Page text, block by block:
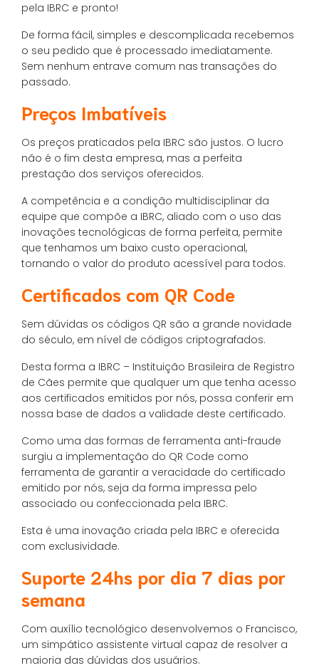
pela IBRC e pronto!
De forma fácil, simples e descomplicada recebemos
o seu pedido que é processado imediatamente.
Sem nenhum entrave comum nas transações do
passado.
Preços Imbatíveis
Os preços praticados pela IBRC são justos. O lucro
não é o fim desta empresa, mas a perfeita
prestação dos serviços oferecidos.
A competência e a condição multidisciplinar da
equipe que compõe a IBRC, aliado com o uso das
inovações tecnológicas de forma perfeita, permite
que tenhamos um baixo custo operacional,
tornando o valor do produto acessível para todos.
Certificados com QR Code
Sem dúvidas os códigos QR são a grande novidade
do século, em nível de códigos criptografados.
Desta forma a IBRC – Instituição Brasileira de Registro
de Cães permite que qualquer um que tenha acesso
aos certificados emitidos por nós, possa conferir em
nossa base de dados a validade deste certificado.
Como uma das formas de ferramenta anti-fraude
surgiu a implementação do QR Code como
ferramenta de garantir a veracidade do certificado
emitido por nós, seja da forma impressa pelo
associado ou confeccionada pela IBRC.
Esta é uma inovação criada pela IBRC e oferecida
com exclusividade.
Suporte 24hs por dia 7 dias por
semana
Com auxílio tecnológico desenvolvemos o Francisco,
um simpático assistente virtual capaz de resolver a
maioria das dúvidas dos usuários.